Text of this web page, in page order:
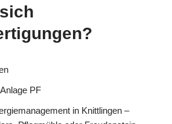
PF
in Knittlingen –